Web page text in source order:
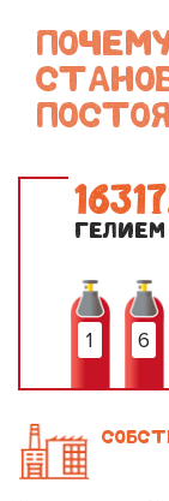
16317
ГЕЛИЕМ
1 6